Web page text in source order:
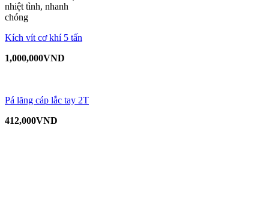
nhiệt tình, nhanh
chóng
Kích vít cơ khí 5 tấn
1,000,000VND
Pá lăng cáp lắc tay 2T
412,000VND